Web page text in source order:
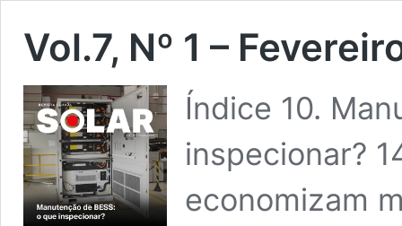
Vol.7, Nº 1 –
Índice 10.
inspecionar?
economizam